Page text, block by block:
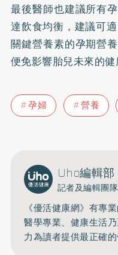
最後醫師也建議所有
達飲食均衡，建議可
關鍵營養素的孕期營
便免影響胎兒未來的健
孕婦 營養
Uho編輯部
記者及編輯團隊
《優活健康網》有專
醫學專業、健康生活
力為讀者提供最正確